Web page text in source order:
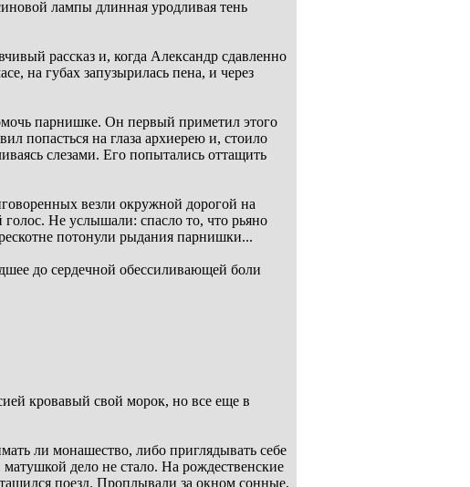
лампы длинная уродливая тень
рассказ и, когда Александр сдавленно
на губах запузырилась пена, и через
парнишке. Он первый приметил этого
попасться на глаза архиерею и, стоило
слезами. Его попытались оттащить
везли окружной дорогой на
голос. Не услышали: спасло то, что рьяно
потонули рыдания парнишки...
до сердечной обессиливающей боли
кровавый свой морок, но все еще в
ли монашество, либо приглядывать себе
дело не стало. На рождественские
поезд. Проплывали за окном сонные,